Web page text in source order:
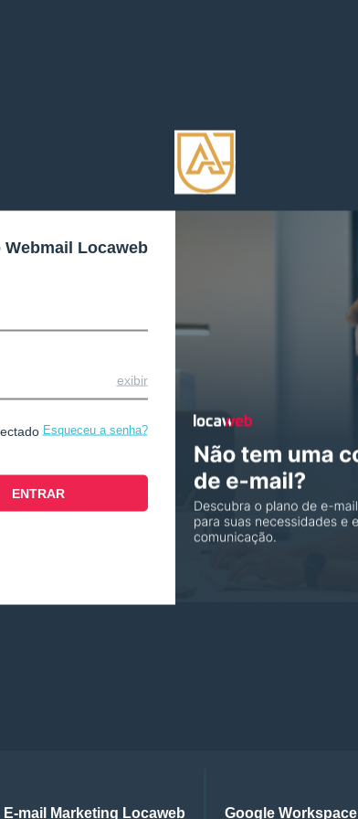
Webmail Locaweb
exibir
Esqueceu a senha?
E-mail Marketing Locaweb Google Workspace